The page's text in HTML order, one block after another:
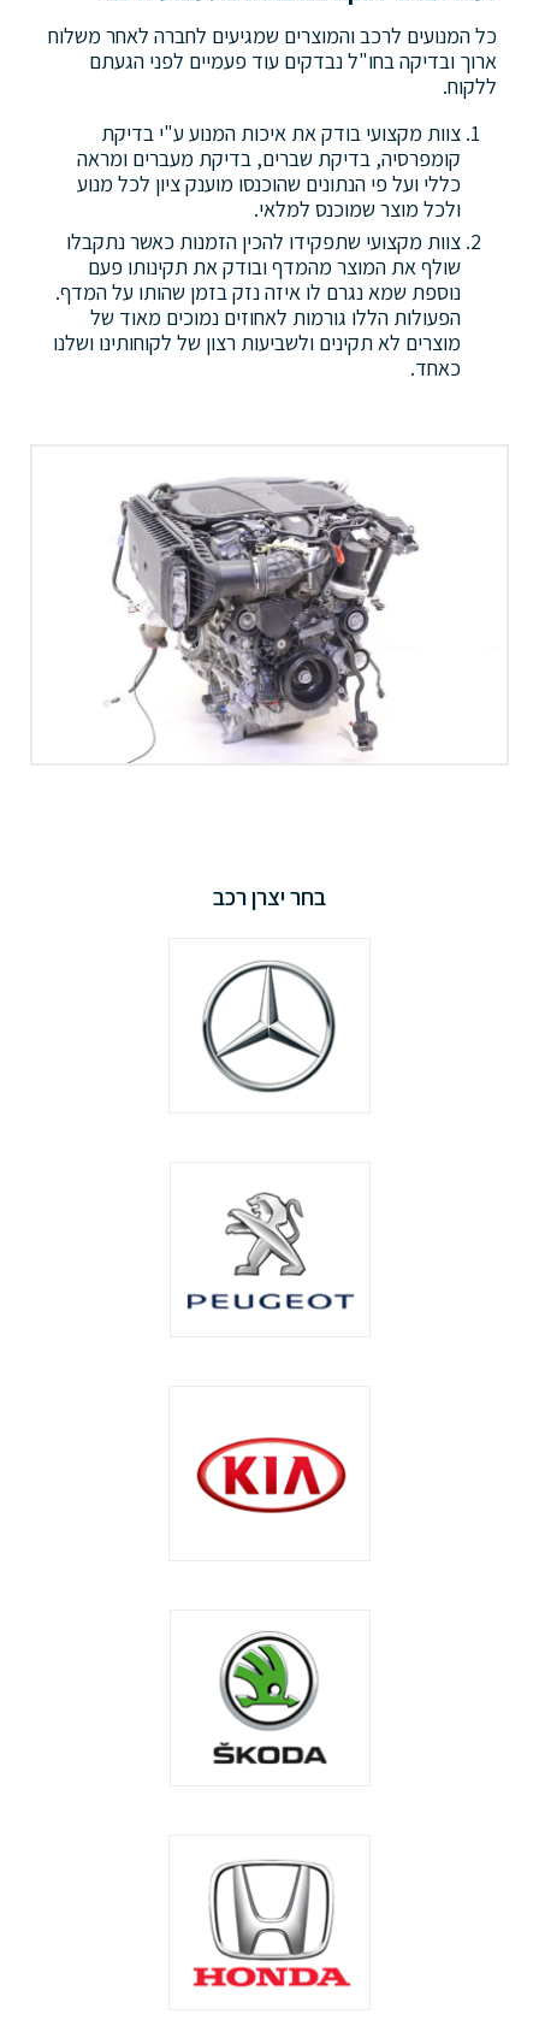
כל המנועים לרכב והמוצרים שמגיעים לחברה לאחר משלוח
ארוך ובדיקה בחו"ל נבדקים עוד פעמיים לפני הגעתם
ללקוח.
צוות מקצועי בודק את איכות המנוע ע"י בדיקת
קומפרסיה, בדיקת שברים, בדיקת מעברים ומראה
כללי ועל פי הנתונים שהוכנסו מוענק ציון לכל מנוע
ולכל מוצר שמוכנס למלאי.
צוות מקצועי שתפקידו להכין הזמנות כאשר נתקבלו
שולף את המוצר מהמדף ובודק את תקינותו פעם
נוספת שמא נגרם לו איזה נזק בזמן שהותו על המדף.
הפעולות הללו גורמות לאחוזים נמוכים מאוד של
מוצרים לא תקינים ולשביעות רצון של לקוחותינו ושלנו
כאחד.
בחר יצרן רכב